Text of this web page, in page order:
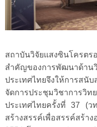
สถาบันวิจัยแสงซินโครตร
สำคัญของการพัฒนาด้าน
ประเทศไทยจึงให้การสนั
จัดการประชุมวิชาการวิท
ประเทศไทยครั้งที่ 37 (ว
สร้างสรรค์เพื่อสรรค์สร้า